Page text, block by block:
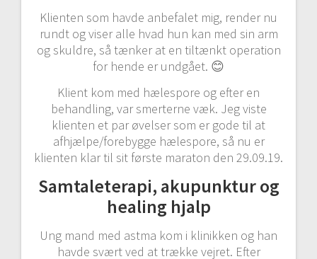
Klienten som havde anbefalet mig, render nu
rundt og viser alle hvad hun kan med sin arm
og skuldre, så tænker at en tiltænkt operation
for hende er undgået. 😊
Klient kom med hælespore og efter en
behandling, var smerterne væk. Jeg viste
klienten et par øvelser som er gode til at
afhjælpe/forebygge hælespore, så nu er
klienten klar til sit første maraton den 29.09.19.
Samtaleterapi, akupunktur og
healing hjalp
Ung mand med astma kom i klinikken og han
havde svært ved at trække vejret. Efter